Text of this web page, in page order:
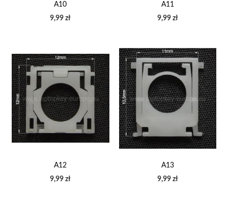
A10
9,99 zł
A11
9,99 zł
A12
9,99 zł
A13
9,99 zł